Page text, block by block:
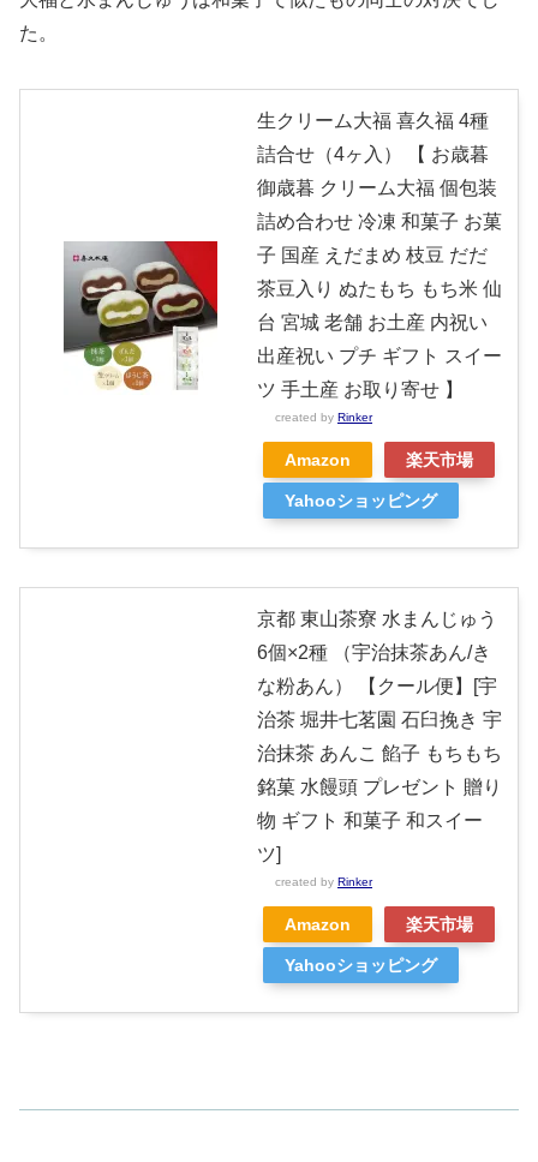
た。
生クリーム大福 喜久福 4種
詰合せ（4ヶ入） 【 お歳暮
御歳暮 クリーム大福 個包装
詰め合わせ 冷凍 和菓子 お菓
子 国産 えだまめ 枝豆 だだ
茶豆入り ぬたもち もち米 仙
台 宮城 老舗 お土産 内祝い
出産祝い プチ ギフト スイー
ツ 手土産 お取り寄せ 】
created by Rinker
Amazon 楽天市場
Yahooショッピング
京都 東山茶寮 水まんじゅう
6個×2種 （宇治抹茶あん/き
な粉あん） 【クール便】[宇
治茶 堀井七茗園 石臼挽き 宇
治抹茶 あんこ 餡子 もちもち
銘菓 水饅頭 プレゼント 贈り
物 ギフト 和菓子 和スイー
ツ]
created by Rinker
Amazon 楽天市場
Yahooショッピング